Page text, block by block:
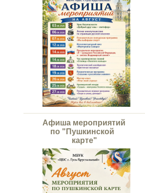
Афиша мероприятий
по "Пушкинской
карте"